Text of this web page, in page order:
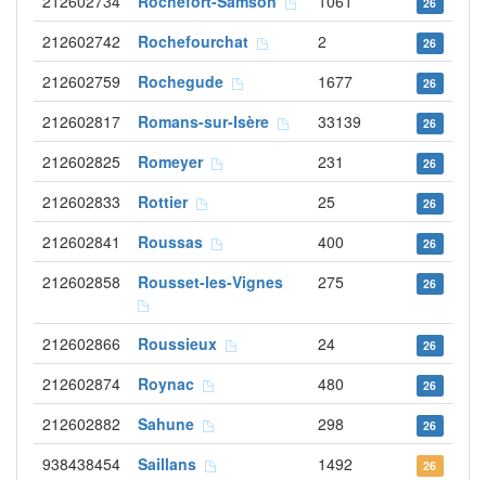
212602742 Rochefourchat 2 26
212602759 Rochegude 1677 26
212602817 Romans-sur-Isère 33139 26
212602825 Romeyer 231 26
212602833 Rottier 25 26
212602841 Roussas 400 26
212602858 Rousset-les-Vignes 275 26
212602866 Roussieux 24 26
212602874 Roynac 480 26
212602882 Sahune 298 26
938438454 Saillans 1492 26